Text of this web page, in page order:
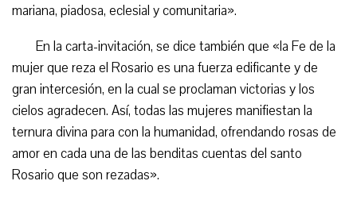
mariana, piadosa, eclesial y comunitaria».
En la carta-invitación, se dice también que «la Fe de la
mujer que reza el Rosario es una fuerza edificante y de
gran intercesión, en la cual se proclaman victorias y los
cielos agradecen. Así, todas las mujeres manifiestan la
ternura divina para con la humanidad, ofrendando rosas de
amor en cada una de las benditas cuentas del santo
Rosario que son rezadas».